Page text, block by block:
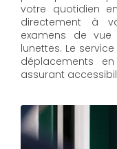
votre quotidien
directement à
examens de
lunettes. Le
déplacements
assurant